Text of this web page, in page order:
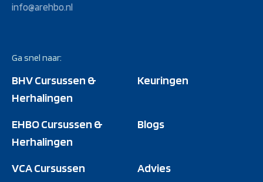
info@arehbo.nl
Ga snel naar:
BHV Cursussen &
Herhalingen
Keuringen
EHBO Cursussen &
Herhalingen
Blogs
VCA Cursussen
Advies